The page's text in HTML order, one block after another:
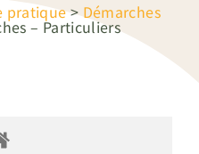
pratique>Démarches
– Particuliers